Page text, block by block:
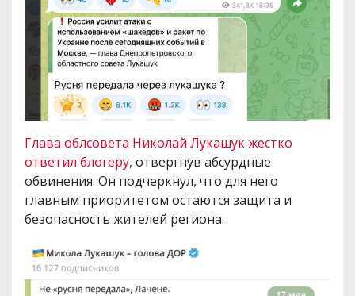
Глава облсовета Николай Лукашук жестко
ответил блогеру, отвергнув абсурдные
обвинения. Он подчеркнул, что для него
главным приоритетом остаются защита и
безопасность жителей региона.